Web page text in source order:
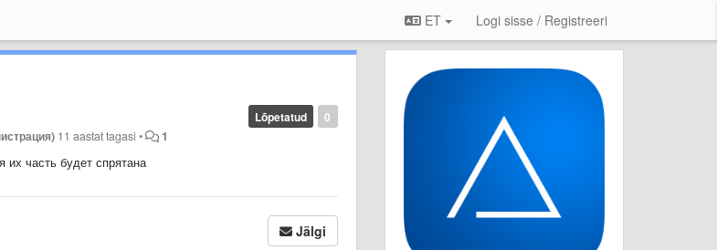
ET Logi sisse / Registreeri
0
Lõpetatud
11 aastat tagasi • 1
их часть будет спрятана
Jälgi